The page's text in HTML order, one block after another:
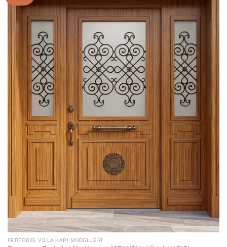
FERFORJE VILLA KAPI MODELLERI